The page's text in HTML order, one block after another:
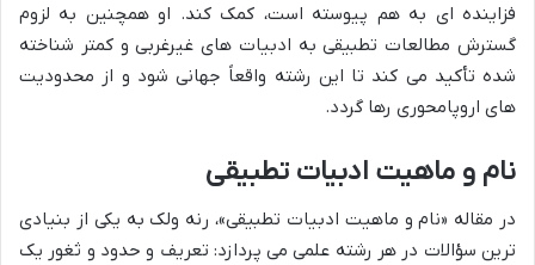
فزاینده ای به هم پیوسته است، کمک کند. او همچنین به لزوم
گسترش مطالعات تطبیقی به ادبیات های غیرغربی و کمتر شناخته
شده تأکید می کند تا این رشته واقعاً جهانی شود و از محدودیت
های اروپامحوری رها گردد.
نام و ماهیت ادبیات تطبیقی
در مقاله «نام و ماهیت ادبیات تطبیقی»، رنه ولک به یکی از بنیادی
ترین سؤالات در هر رشته علمی می پردازد: تعریف و حدود و ثغور یک